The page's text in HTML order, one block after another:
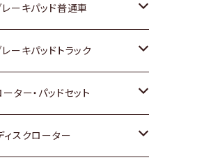
ーキパッド普通車
ーキパッドトラック
ター・パッドセット
スクローター